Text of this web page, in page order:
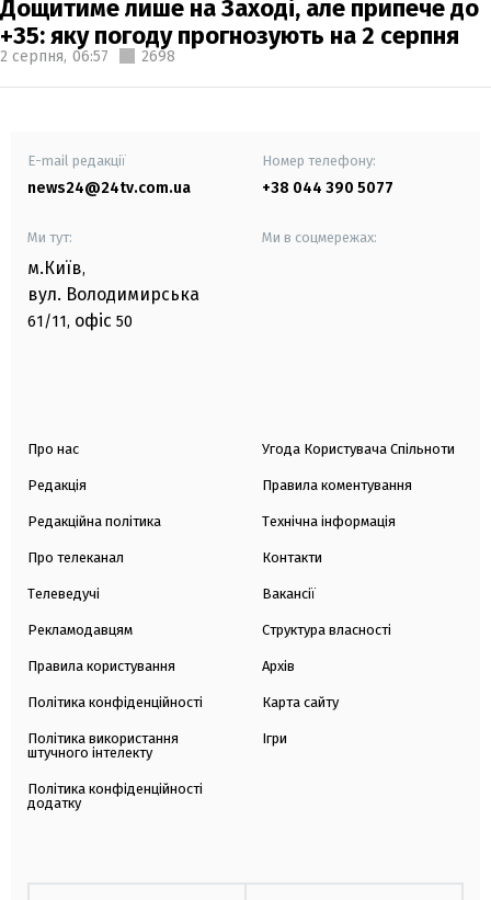
Дощитиме лише на Заході, але припече до
+35: яку погоду прогнозують на 2 серпня
2 серпня, 06:57 2698
E-mail редакції
news24@24tv.com.ua
Номер телефону:
+38 044 390 5077
Ми тут:
м.Київ,
вул. Володимирська
61/11, офіс 50
Ми в соцмережах:
Про нас
Редакція
Редакційна політика
Про телеканал
Телеведучі
Рекламодавцям
Правила користування
Політика конфіденційності
Політика використання
штучного інтелекту
Політика конфіденційності
додатку
Угода Користувача Спільноти
Правила коментування
Технічна інформація
Контакти
Вакансії
Структура власності
Архів
Карта сайту
Ігри